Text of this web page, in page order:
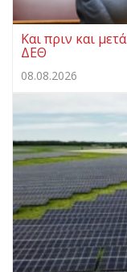
Και πριν και
ΔΕΘ
08.08.2026